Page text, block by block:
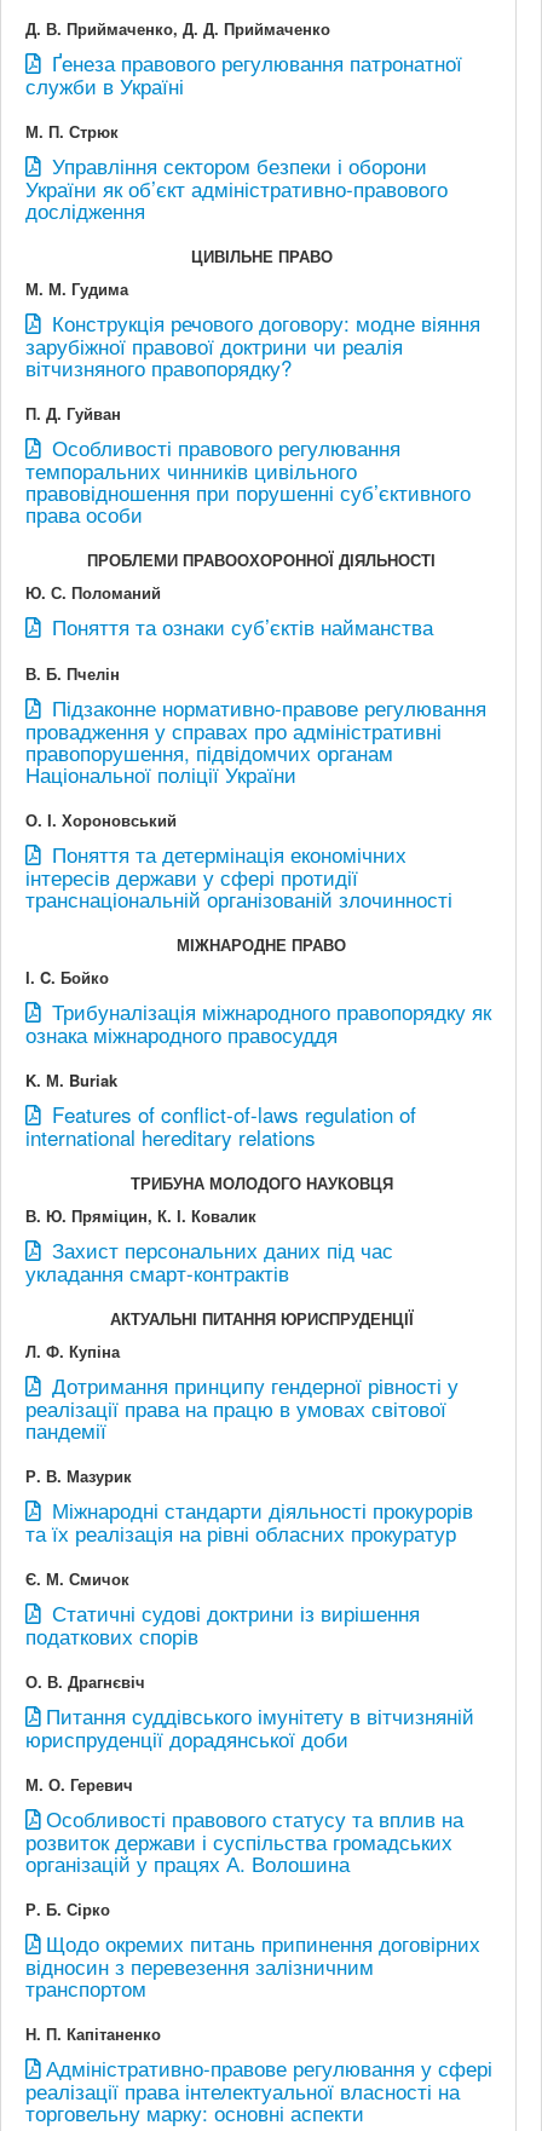
Д. В. Приймаченко, Д. Д. Приймаченко
Ґенеза правового регулювання патронатної
служби в Україні
М. П. Стрюк
Управління сектором безпеки і оборони
України як об’єкт адміністративно-правового
дослідження
ЦИВІЛЬНЕ ПРАВО
М. М. Гудима
Конструкція речового договору: модне віяння
зарубіжної правової доктрини чи реалія
вітчизняного правопорядку?
П. Д. Гуйван
Особливості правового регулювання
темпоральних чинників цивільного
правовідношення при порушенні суб’єктивного
права особи
ПРОБЛЕМИ ПРАВООХОРОННОЇ ДІЯЛЬНОСТІ
Ю. С. Поломаний
Поняття та ознаки суб’єктів найманства
В. Б. Пчелін
Підзаконне нормативно-правове регулювання
провадження у справах про адміністративні
правопорушення, підвідомчих органам
Національної поліції України
О. І. Хороновський
Поняття та детермінація економічних
інтересів держави у сфері протидії
транснаціональній організованій злочинності
МІЖНАРОДНЕ ПРАВО
І. C. Бойко
Трибуналізація міжнародного правопорядку як
ознака міжнародного правосуддя
K. М. Buriak
Features of conflict-of-laws regulation of
international hereditary relations
ТРИБУНА МОЛОДОГО НАУКОВЦЯ
В. Ю. Пряміцин, К. І. Ковалик
Захист персональних даних під час
укладання смарт-контрактів
АКТУАЛЬНІ ПИТАННЯ ЮРИСПРУДЕНЦІЇ
Л. Ф. Купіна
Дотримання принципу гендерної рівності у
реалізації права на працю в умовах світової
пандемії
Р. В. Мазурик
Міжнародні стандарти діяльності прокурорів
та їх реалізація на рівні обласних прокуратур
Є. М. Смичок
Статичні судові доктрини із вирішення
податкових спорів
О. В. Драгнєвіч
Питання суддівського імунітету в вітчизняній
юриспруденції дорадянської доби
М. О. Геревич
Особливості правового статусу та вплив на
розвиток держави і суспільства громадських
організацій у працях А. Волошина
Р. Б. Сірко
Щодо окремих питань припинення договірних
відносин з перевезення залізничним
транспортом
Н. П. Капітаненко
Адміністративно-правове регулювання у сфері
реалізації права інтелектуальної власності на
торговельну марку: основні аспекти